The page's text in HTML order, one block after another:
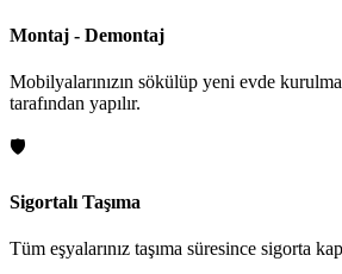
Montaj - Demontaj
Mobilyalarınızın sökülüp yeni evde
tarafından yapılır.
🛡️
Sigortalı Taşıma
Tüm eşyalarınız taşıma süresince sigorta